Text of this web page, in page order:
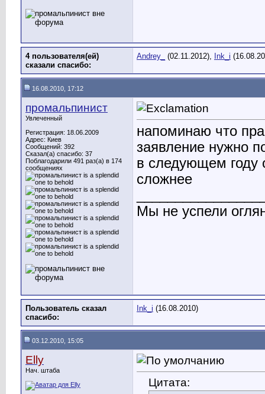
4 пользователя(ей)
сказали cпасибо:
Andrey_ (02.11.2012), Ink_i
16.08.2010, 17:12
промальпинист
Увлеченный
Регистрация: 18.06.2009
Адрес: Киев
Сообщений: 392
Сказал(а) спасибо: 37
Поблагодарили 491 раз(а) в 174
сообщениях
напоминаю что
заявление нужно
в следующем году
сложнее
Мы не успели
Пользователь сказал
cпасибо:
Ink_i (16.08.2010)
03.12.2010, 15:05
Elly
Нач. штаба
Цитата: